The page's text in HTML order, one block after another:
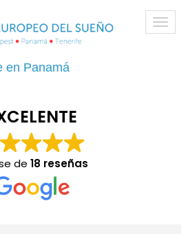
en Panamá
de 18 reseñas